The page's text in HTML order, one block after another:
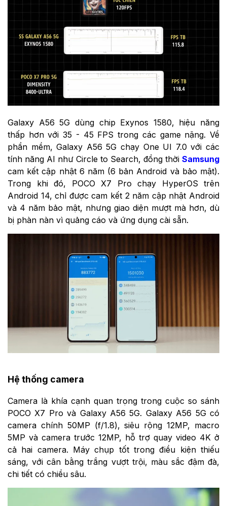
Galaxy A56 5G dùng chip Exynos 1580, hiệu năng
thấp hơn với 35 - 45 FPS trong các game nặng. Về
phần mềm,Galaxy A56 5G chạy One UI 7.0 với các
tính năng AI như Circle to Search, đồng thời Samsung
cam kết cập nhật 6 năm (6 bản Android và bảo mật).
Trong khi đó, POCO X7 Pro chạy HyperOS trên
Android 14, chỉ được cam kết 2 năm cập nhật Android
và 4 năm bảo mật, nhưng giao diện mượt mà hơn, dù
bị phàn nàn vì quảng cáo và ứng dụng cài sẵn.
Hệ thống camera
Camera là khía cạnh quan trọng trong cuộc so sánh
POCO X7 Pro và Galaxy A56 5G. Galaxy A56 5G có
camera chính 50MP (f/1.8), siêu rộng 12MP, macro
5MP và camera trước 12MP, hỗ trợ quay video 4K ở
cả hai camera. Máy chụp tốt trong điều kiện thiếu
sáng, với cân bằng trắng vượt trội, màu sắc đậm đà,
chi tiết có chiều sâu.